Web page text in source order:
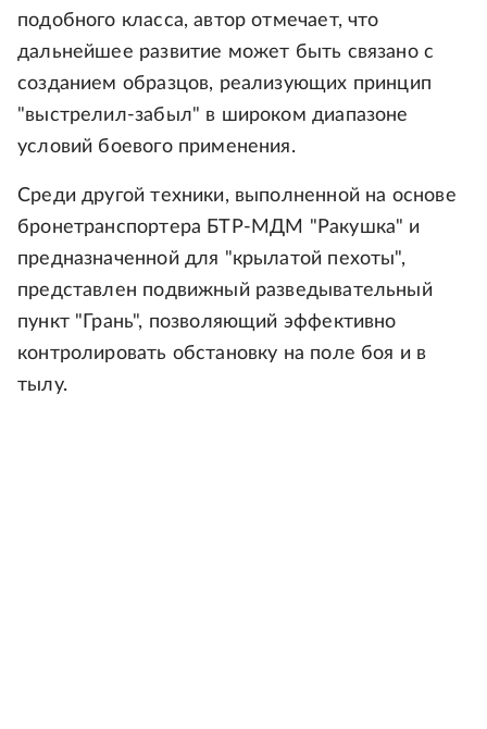
подобного класса, автор отмечает, что
дальнейшее развитие может быть связано с
созданием образцов, реализующих принцип
"выстрелил-забыл" в широком диапазоне
условий боевого применения.
Среди другой техники, выполненной на основе
бронетранспортера БТР-МДМ "Ракушка" и
предназначенной для "крылатой пехоты",
представлен подвижный разведывательный
пункт "Грань", позволяющий эффективно
контролировать обстановку на поле боя и в
тылу.